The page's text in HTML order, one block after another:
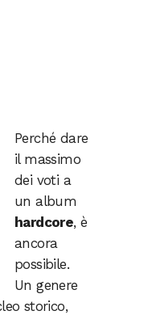
Perché dare
il massimo
dei voti a
un album
hardcore, è
ancora
possibile.
Un genere
storico,